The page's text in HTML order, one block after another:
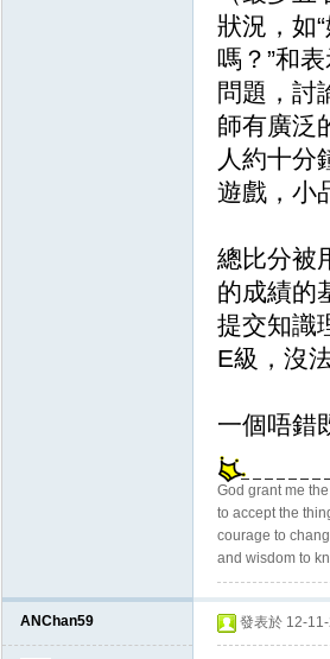
狀況，如
嗎？”和
問題，討
師有廣泛
人約十分
遊戲，小
總比分被
的成績的
提交知識
E級，沒
一個唔錯
God grant me
to accept the
courage to
and wisdom to
ANChan59 發表於 12-